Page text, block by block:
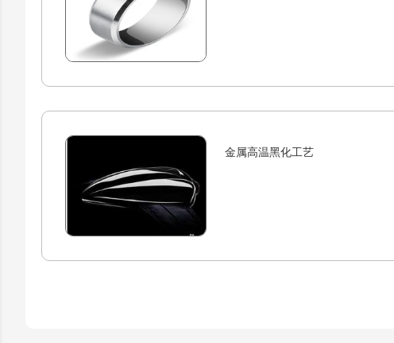
金属高温黑化工艺
高温碱性黑化剂，膜层稳定，附着力
仿古染色工艺
染各种咖啡色，尤适用于电镀铜染色
金属高温黑化工艺